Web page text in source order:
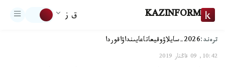
KAZINFORM ق ز
ترەند:2026-سايلاۋ وقيعاتاعايىنداۋاقوردا
10:42, 09 قاڭتار 2019